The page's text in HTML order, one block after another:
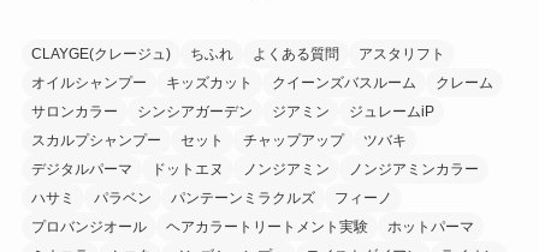
CLAYGE(クレージュ) ちふれ よくある質問
アスタリフト
オイルシャンプー
キッズカット クイーンズバスルーム
クレーム
サロンカラー
シンシアガーデン ジアミン
ジュレームiP
スカルプシャンプー
セット チャップアップ
ツバキ
デジタルパーマ
ドットエヌ ノンジアミン
ノンジアミンカラー
ハサミ
パラベン パンテーンミラクルズ
フィーノ
プロバンジオール
ヘアカラートリートメント実験
ホットパーマ